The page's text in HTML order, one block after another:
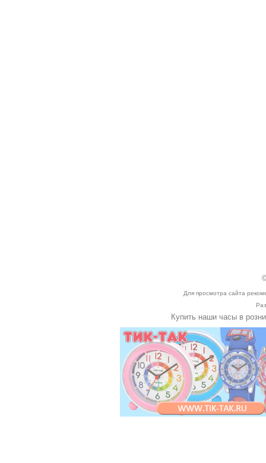
Для просмотра сайта
Купить наши часы в